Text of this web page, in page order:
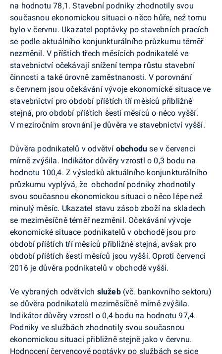
na hodnotu 78,1. Stavební podniky zhodnotily svou
současnou ekonomickou situaci o něco hůře, než tomu
bylo v červnu. Ukazatel poptávky po stavebních pracích
se podle aktuálního konjunkturálního průzkumu téměř
nezměnil. V příštích třech měsících podnikatelé ve
stavebnictví očekávají snížení tempa růstu stavební
činnosti a také úrovně zaměstnanosti. V porovnání
s červnem jsou očekávání vývoje ekonomické situace ve
stavebnictví pro období příštích tří měsíců přibližně
stejná, pro období příštích šesti měsíců o něco vyšší.
V meziročním srovnání je důvěra ve stavebnictví vyšší.
Důvěra podnikatelů v odvětví obchoduse v červenci
mírně zvýšila. Indikátor důvěry vzrostl o 0,3 bodu na
hodnotu 100,4. Z výsledků aktuálního konjunkturálního
průzkumu vyplývá, že obchodní podniky zhodnotily
svou současnou ekonomickou situaci o něco lépe než
minulý měsíc. Ukazatel stavu zásob zboží na skladech
se meziměsíčně téměř nezměnil. Očekávání vývoje
ekonomické situace podnikatelů v obchodě jsou pro
období příštích tří měsíců přibližně stejná, avšak pro
období příštích šesti měsíců jsou vyšší. Oproti červenci
2016 je důvěra podnikatelů v obchodě vyšší.
Ve vybraných odvětvích služeb(vč. bankovního sektoru)
se důvěra podnikatelů meziměsíčně mírně zvýšila.
Indikátor důvěry vzrostl o 0,4 bodu na hodnotu 97,4.
Podniky ve službách zhodnotily svou současnou
ekonomickou situaci přibližně stejně jako v červnu.
Hodnocení červencové poptávky po službách se sice